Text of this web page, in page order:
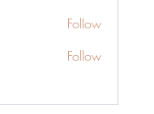
Follow
Follow